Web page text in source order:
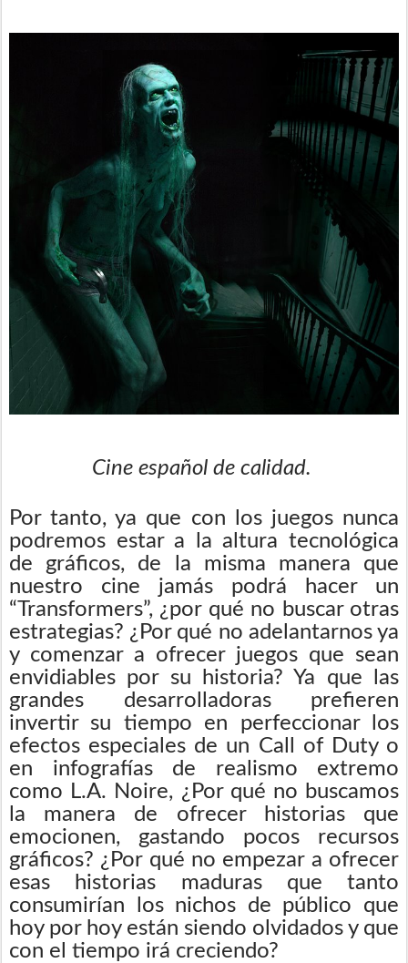
Cine español de calidad.
Por tanto, ya que con los juegos nunca
podremos estar a la altura tecnológica
de gráficos, de la misma manera que
nuestro cine jamás podrá hacer un
“Transformers”, ¿por qué no buscar otras
estrategias? ¿Por qué no adelantarnos ya
y comenzar a ofrecer juegos que sean
envidiables por su historia? Ya que las
grandes desarrolladoras prefieren
invertir su tiempo en perfeccionar los
efectos especiales de un Call of Duty o
en infografías de realismo extremo
como L.A. Noire, ¿Por qué no buscamos
la manera de ofrecer historias que
emocionen, gastando pocos recursos
gráficos? ¿Por qué no empezar a ofrecer
esas historias maduras que tanto
consumirían los nichos de público que
hoy por hoy están siendo olvidados y que
con el tiempo irá creciendo?